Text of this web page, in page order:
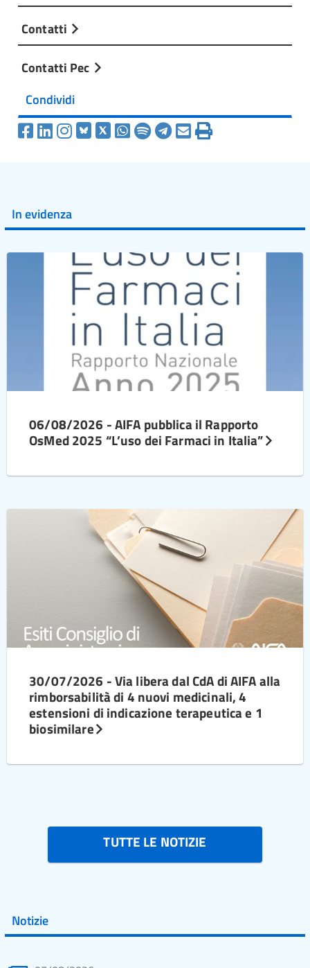
Contatti
Contatti Pec
Condividi
In evidenza
06/08/2026 - AIFA pubblica il Rapporto
OsMed 2025 “L’uso dei Farmaci in Italia”
30/07/2026 - Via libera dal CdA di AIFA alla
rimborsabilità di 4 nuovi medicinali, 4
estensioni di indicazione terapeutica e 1
biosimilare
TUTTE LE NOTIZIE
Notizie